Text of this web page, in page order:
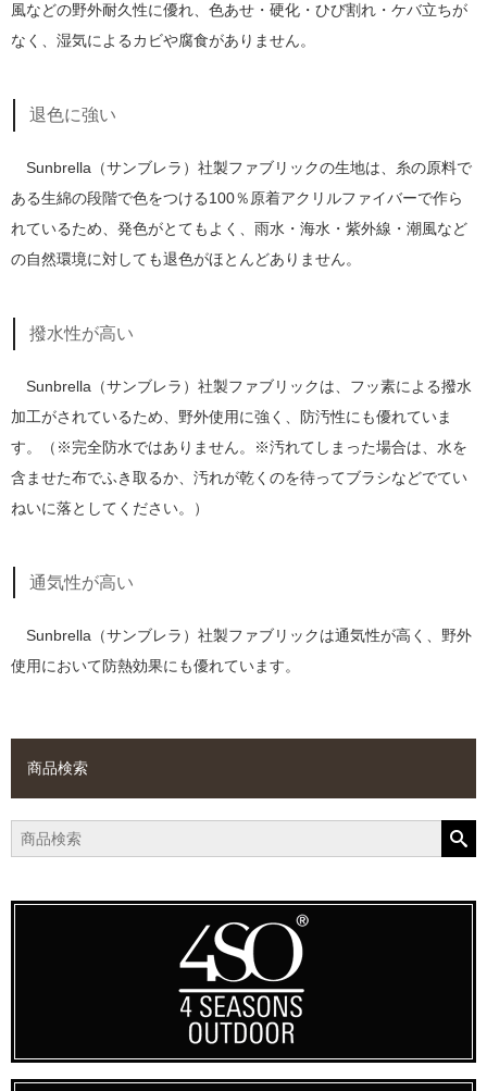
風などの野外耐久性に優れ、色あせ・硬化・ひび割れ・ケバ立ちが
なく、湿気によるカビや腐食がありません。
退色に強い
Sunbrella（サンブレラ）社製ファブリックの生地は、糸の原料で
ある生綿の段階で色をつける100％原着アクリルファイバーで作ら
れているため、発色がとてもよく、雨水・海水・紫外線・潮風など
の自然環境に対しても退色がほとんどありません。
撥水性が高い
Sunbrella（サンブレラ）社製ファブリックは、フッ素による撥水
加工がされているため、野外使用に強く、防汚性にも優れていま
す。（※完全防水ではありません。※汚れてしまった場合は、水を
含ませた布でふき取るか、汚れが乾くのを待ってブラシなどでてい
ねいに落としてください。）
通気性が高い
Sunbrella（サンブレラ）社製ファブリックは通気性が高く、野外
使用において防熱効果にも優れています。
商品検索